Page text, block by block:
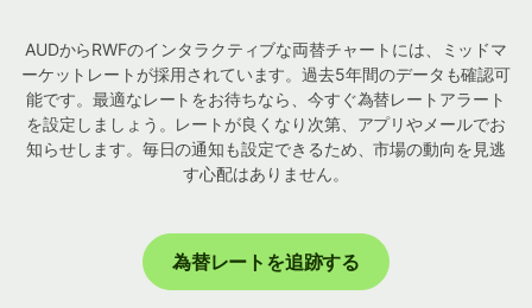
AUDからRWFのインタラクティブな両替チャートには、ミッドマ
ーケットレートが採用されています。過去5年間のデータも確認可
能です。最適なレートをお待ちなら、今すぐ為替レートアラート
を設定しましょう。レートが良くなり次第、アプリやメールでお
知らせします。毎日の通知も設定できるため、市場の動向を見逃
す心配はありません。
為替レートを追跡する